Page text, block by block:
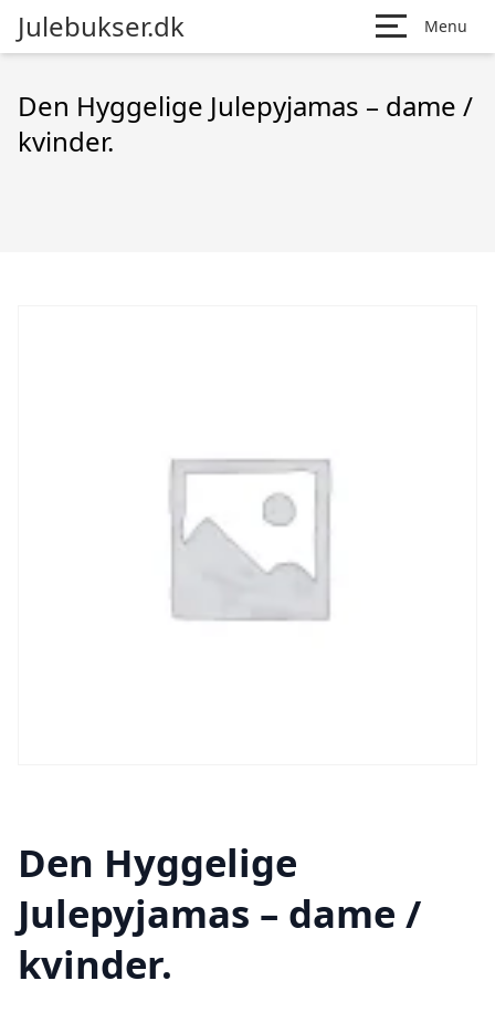
Julebukser.dk Menu
Den Hyggelige Julepyjamas – dame /
kvinder.
Den Hyggelige
Julepyjamas – dame /
kvinder.